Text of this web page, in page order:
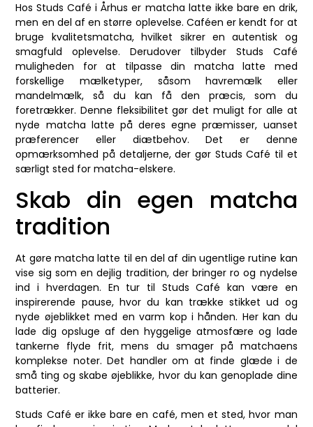
Hos Studs Café i Århus er matcha latte ikke bare en drik,
men en del af en større oplevelse. Caféen er kendt for at
bruge kvalitetsmatcha, hvilket sikrer en autentisk og
smagfuld oplevelse. Derudover tilbyder Studs Café
muligheden for at tilpasse din matcha latte med
forskellige mælketyper, såsom havremælk eller
mandelmælk, så du kan få den præcis, som du
foretrækker. Denne fleksibilitet gør det muligt for alle at
nyde matcha latte på deres egne præmisser, uanset
præferencer eller diætbehov. Det er denne
opmærksomhed på detaljerne, der gør Studs Café til et
særligt sted for matcha-elskere.
Skab din egen matcha
tradition
At gøre matcha latte til en del af din ugentlige rutine kan
vise sig som en dejlig tradition, der bringer ro og nydelse
ind i hverdagen. En tur til Studs Café kan være en
inspirerende pause, hvor du kan trække stikket ud og
nyde øjeblikket med en varm kop i hånden. Her kan du
lade dig opsluge af den hyggelige atmosfære og lade
tankerne flyde frit, mens du smager på matchaens
komplekse noter. Det handler om at finde glæde i de
små ting og skabe øjeblikke, hvor du kan genoplade dine
batterier.
Studs Café er ikke bare en café, men et sted, hvor man